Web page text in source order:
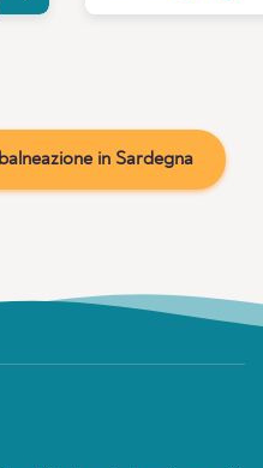
in Sardegna